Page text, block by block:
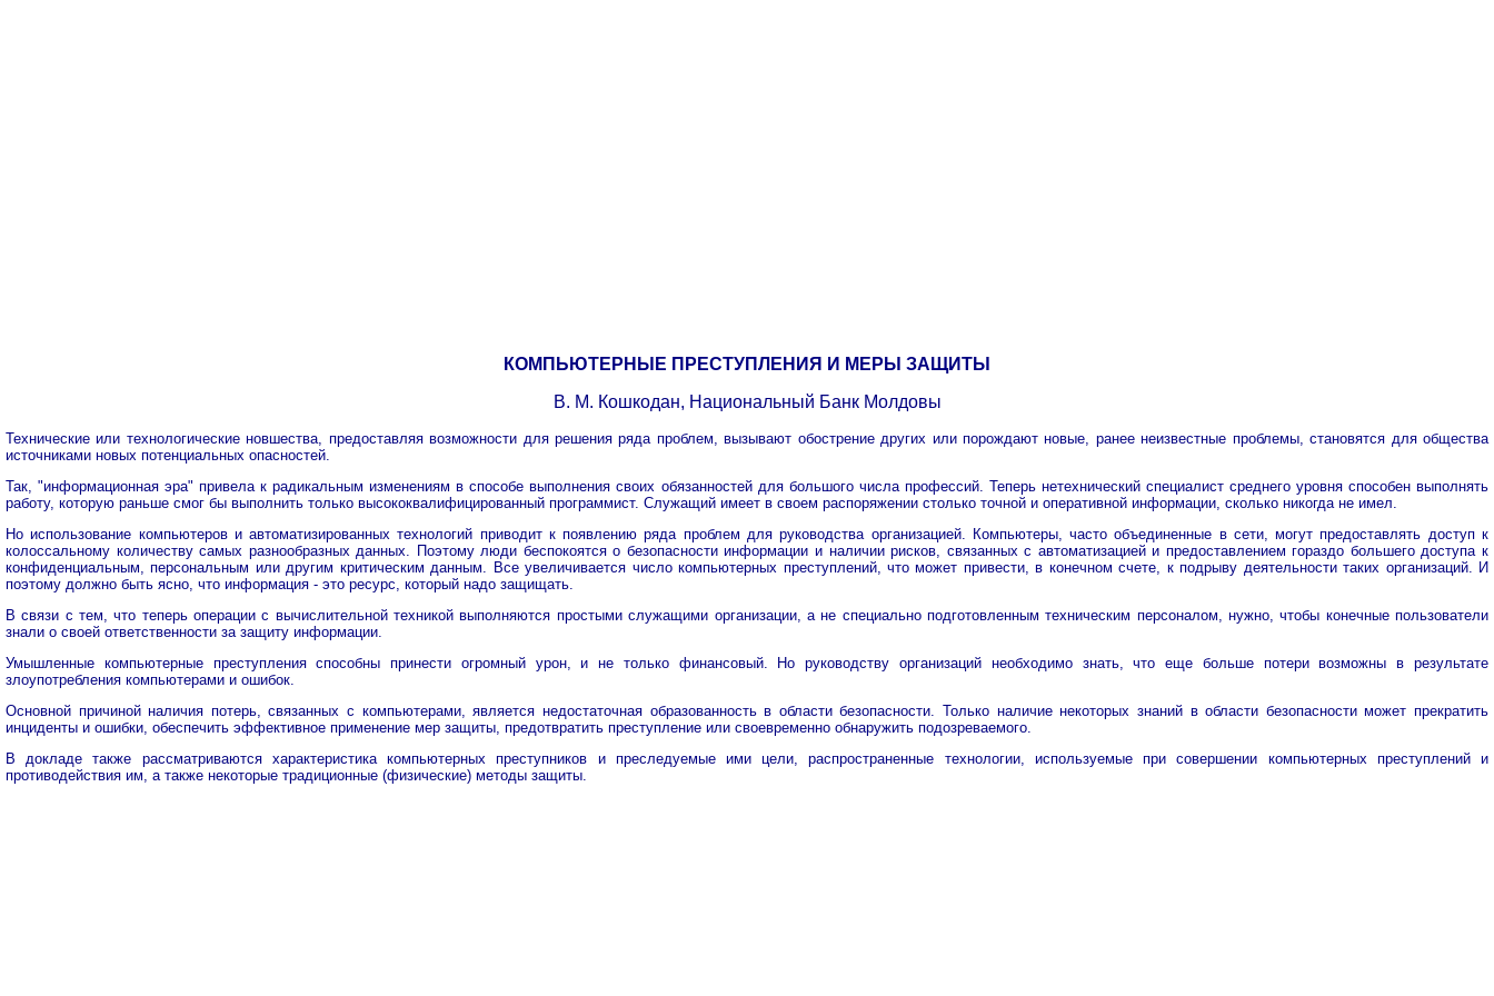
КОМПЬЮТЕРНЫЕ ПРЕСТУПЛЕНИЯ И МЕРЫ ЗАЩИТЫ
В. М. Кошкодан, Национальный Банк Молдовы
Технические или технологические новшества, предоставляя возможности для решения ряда проблем, вызывают обострение других или порождают новые, ранее неизвестные проблемы, становятся для общества
источниками новых потенциальных опасностей.
Так, "информационная эра" привела к радикальным изменениям в способе выполнения своих обязанностей для большого числа профессий. Теперь нетехнический специалист среднего уровня способен выполнять
работу, которую раньше смог бы выполнить только высококвалифицированный программист. Служащий имеет в своем распоряжении столько точной и оперативной информации, сколько никогда не имел.
Но использование компьютеров и автоматизированных технологий приводит к появлению ряда проблем для руководства организацией. Компьютеры, часто объединенные в сети, могут предоставлять доступ к
колоссальному количеству самых разнообразных данных. Поэтому люди беспокоятся о безопасности информации и наличии рисков, связанных с автоматизацией и предоставлением гораздо большего доступа к
конфиденциальным, персональным или другим критическим данным. Все увеличивается число компьютерных преступлений, что может привести, в конечном счете, к подрыву деятельности таких организаций. И
поэтому должно быть ясно, что информация - это ресурс, который надо защищать.
В связи с тем, что теперь операции с вычислительной техникой выполняются простыми служащими организации, а не специально подготовленным техническим персоналом, нужно, чтобы конечные пользователи
знали о своей ответственности за защиту информации.
Умышленные компьютерные преступления способны принести огромный урон, и не только финансовый. Но руководству организаций необходимо знать, что еще больше потери возможны в результате
злоупотребления компьютерами и ошибок.
Основной причиной наличия потерь, связанных с компьютерами, является недостаточная образованность в области безопасности. Только наличие некоторых знаний в области безопасности может прекратить
инциденты и ошибки, обеспечить эффективное применение мер защиты, предотвратить преступление или своевременно обнаружить подозреваемого.
В докладе также рассматриваются характеристика компьютерных преступников и преследуемые ими цели, распространенные технологии, используемые при совершении компьютерных преступлений и
противодействия им, а также некоторые традиционные (физические) методы защиты.